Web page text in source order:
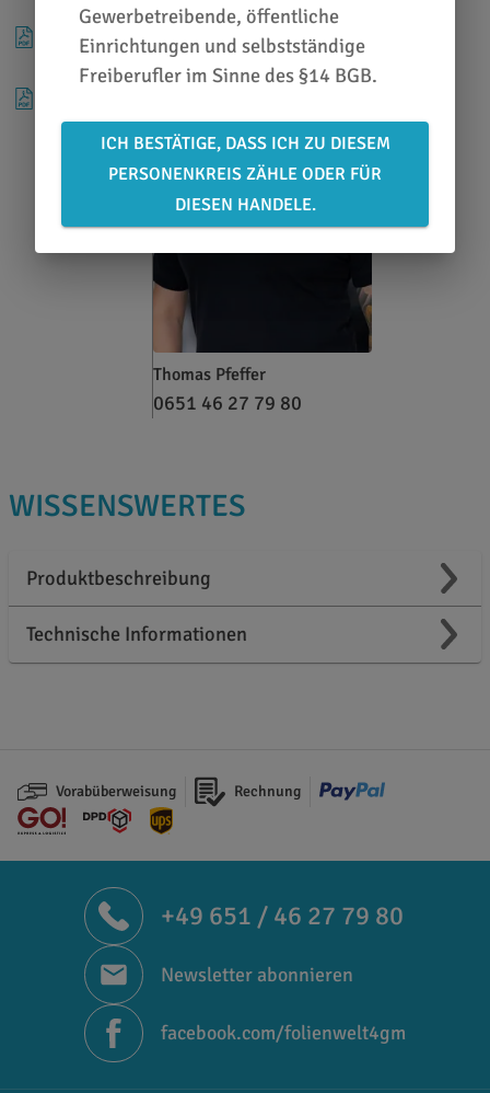
DATENBLATT
Thomas Pfeffer
0651 46 27 79 80
WISSENSWERTES
Produktbeschreibung
Technische Informationen
Vorabüberweisung Rechnung
+49 651 / 46 27 79 80
Newsletter abonnieren
facebook.com/folienwelt4gm
Gewerbetreibende, öffentliche
Einrichtungen und selbstständige
Freiberufler im Sinne des §14 BGB.
ICH BESTÄTIGE, DASS ICH ZU DIESEM
PERSONENKREIS ZÄHLE ODER FÜR
DIESEN HANDELE.